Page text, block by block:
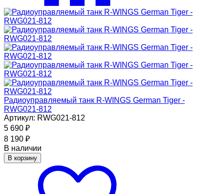
Радиоуправляемый танк R-WINGS German Tiger -
RWG021-812
Артикул: RWG021-812
5 690 ₽
8 190 ₽
В наличии
В корзину